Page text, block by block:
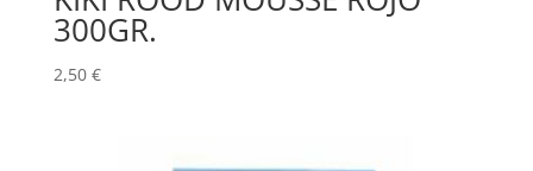
300GR.
2,50 €